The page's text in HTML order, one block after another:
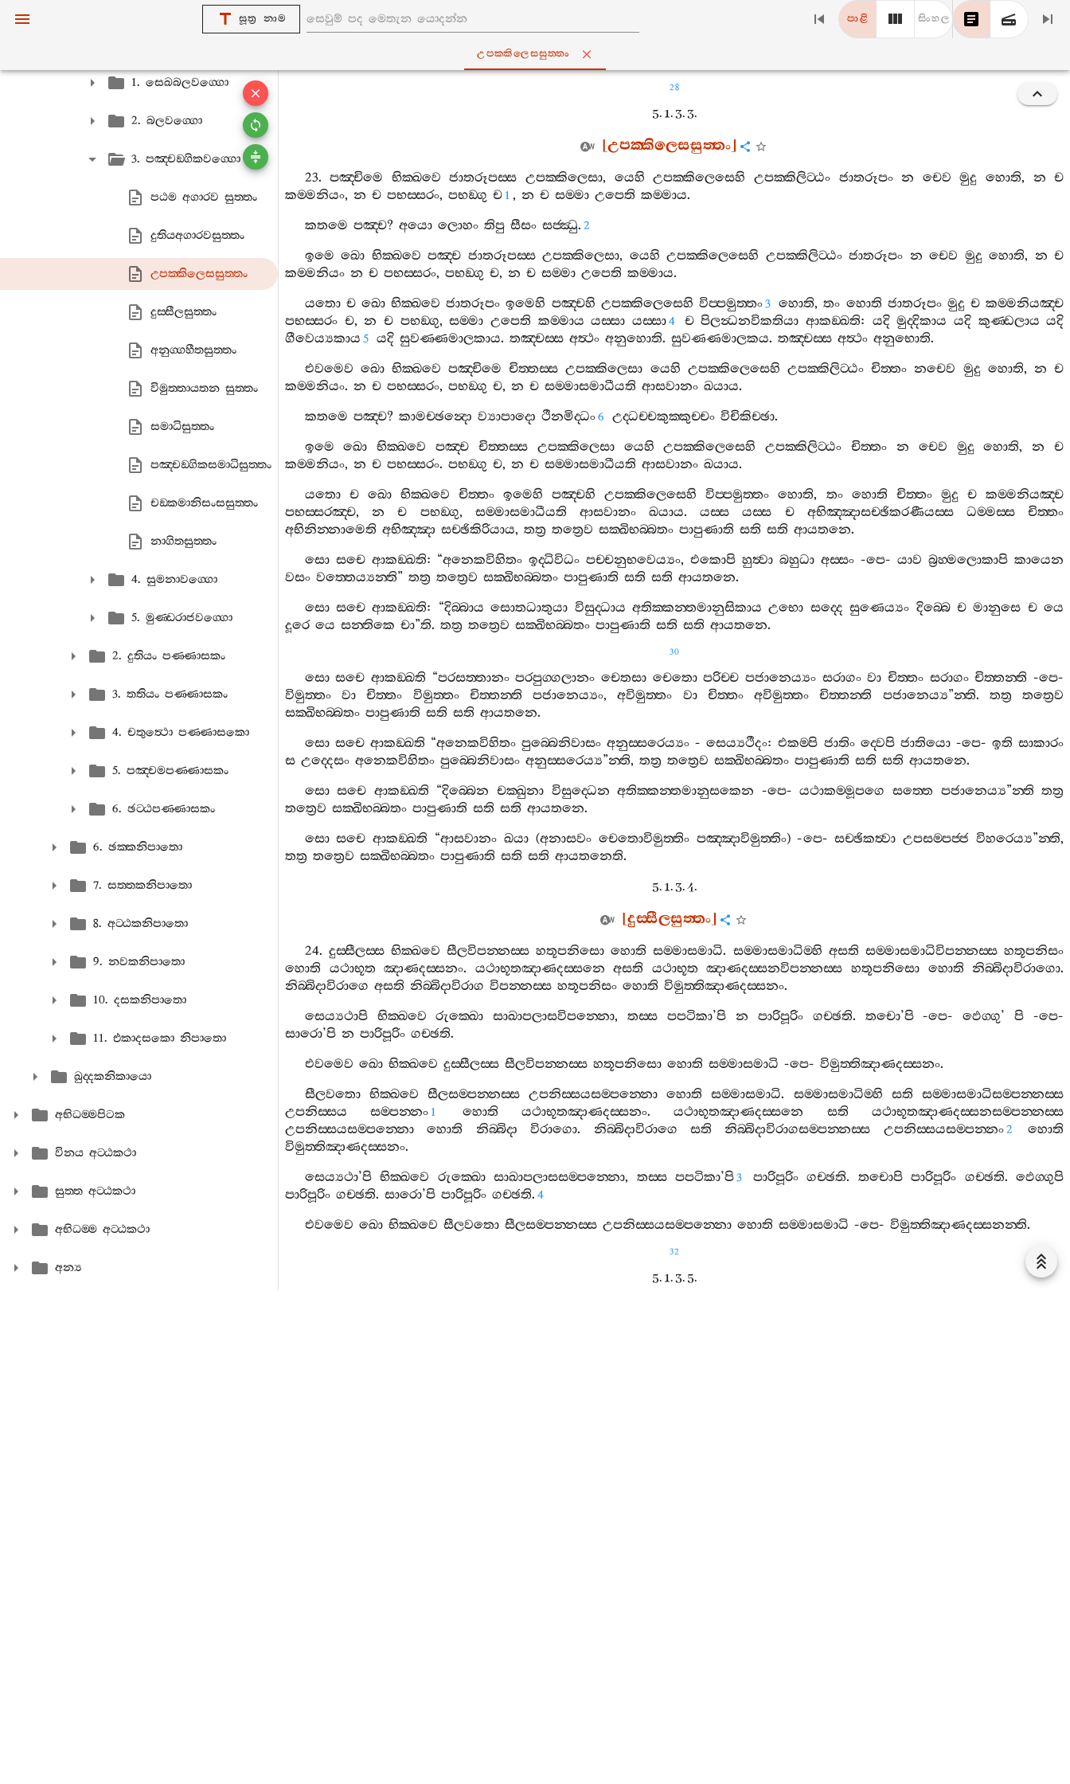
සූත්‍ර නාම පාළි සිංහල
උපක‍්කිලෙසසුත‍්තං
1. සෙඛබලවග‍්ගො
2. බලවග‍්ගො
3. පඤ‍්චඞ‍්ගිකවග‍්ගො
පඨම අගාරව සුත‍්තං
දුතියඅගාරවසුත‍්තං
උපක‍්කිලෙසසුත‍්තං
දුස‍්සීලසුත‍්තං
අනුග‍්ගහීතසුත‍්තං
විමුත‍්තායතන සුත‍්තං
සමාධිසුත‍්තං
පඤ‍්චඞ‍්ගිකසමාධිසුත‍්තං
චඞ‍්කමානිසංසසුත‍්තං
නාගිතසුත‍්තං
4. සුමනාවග‍්ගො
5. මුණ‍්ඩරාජවග‍්ගො
2. දුතියං පණ‍්ණාසකං
3. තතියං පණ‍්ණාසකං
4. චතුත්‍ථො පණ‍්ණාසකො
5. පඤ‍්චමපණ‍්ණාසකං
6. ඡට‍්ඨපණ‍්ණාසකං
6. ඡක‍්කනිපාතො
7. සත‍්තකනිපාතො
8. අට‍්ඨකනිපාතො
9. නවකනිපාතො
10. දසකනිපාතො
11. එකාදසකො නිපාතො
ඛුද‍්දකනිකායො
අභිධම‍්මපිටක
විනය අට‍්ඨකථා
සුත‍්ත අට‍්ඨකථා
අභිධම‍්ම අට‍්ඨකථා
අන්‍ය
28
5. 1. 3. 3.
[උපක‍්කිලෙසසුත‍්තං]
23.පඤ‍්චිමෙ භික‍්ඛවෙ ජාතරූපස‍්ස උපක‍්කිලෙසා, යෙහි උපක‍්කිලෙසෙහි උපක‍්කිලිට‍්ඨං ජාතරූපං න චෙව මුදු හොති, න ච
කම‍්මනියං, න ච පභස‍්සරං, පභඞ‍්ගු ච 1 , න ච සම‍්මා උපෙති කම‍්මාය.
කතමෙ පඤ‍්ච? අයො ලොහං තිපු සීසං සජ‍්ඣු. 2
ඉමෙ ඛො භික‍්ඛවෙ පඤ‍්ච ජාතරූපස‍්ස උපක‍්කිලෙසා, යෙහි උපක‍්කිලෙසෙහි උපක‍්කිලිට‍්ඨං ජාතරූපං න චෙව මුදු හොති, න ච
කම‍්මනියං න ච පභස‍්සරං, පභඞ‍්ගු ච, න ච සම‍්මා උපෙති කම‍්මාය.
යතො ච ඛො භික‍්ඛවෙ ජාතරූපං ඉමෙහි පඤ‍්චහි උපක‍්කිලෙසෙහි විප‍්පමුත‍්තං3 හොති,තං හොති ජාතරූපං මුදු ච කම‍්මනියඤ‍්ච
පභස‍්සරං ච,න ච පභඞ‍්ගු,සම‍්මා උපෙති කම‍්මාය යස‍්සා යස‍්සා4 ච පිලන්‍ධනවිකතියා ආකඞ‍්ඛති: යදි මුද‍්දිකාය යදි කුණ‍්ඩලාය යදි
ගීවෙය්‍යකාය 5 යදි සුවණ‍්ණමාලකාය. තඤ‍්චස‍්ස අත්‍ථං අනුහොති. සුවණණමාලකය. තඤ‍්චස‍්ස අත්‍ථං අනුභොති.
එවමෙව ඛො භික‍්ඛවෙ පඤ‍්චිමෙ චිත‍්තස‍්ස උපක‍්කිලෙසා යෙහි උපක‍්කිලෙසෙහි උපක‍්කිලිට‍්ඨං චිත‍්තං නචෙව මුදු හොති, න ච
කම‍්මනියං. න ච පභස‍්සරං, පභඞ‍්ගු ච, න ච සම‍්මාසමාධීයති ආසවානං ඛයාය.
කතමෙ පඤ‍්ච? කාමච‍්ඡන්‍දො ව්‍යාපාදො ථීනමිද‍්ධං6 උද‍්ධච‍්චකුක‍්කුච‍්චං විචිකිච‍්ඡා.
ඉමෙ
ඛො භික‍්ඛවෙ පඤ‍්ච චිත‍්තස‍්ස උපක‍්කිලෙසා යෙහි උපක‍්කිලෙසෙහි උපක‍්කිලිට‍්ඨං චිත‍්තං න චෙව මුදු හොති,න
ච
කම‍්මනියං, න ච පභස‍්සරං. පභඞ‍්ගු ච, න ච සම‍්මාසමාධීයති ආසවානං ඛයාය.
යතො ච ඛො භික‍්ඛවෙ චිත‍්තං ඉමෙහි පඤ‍්චහි උපක‍්කිලෙසෙහි විප‍්පමුත‍්තං හොති, තං හොති චිත‍්තං මුදු ච කම‍්මනියඤ‍්ච
පභස‍්සරඤ‍්ච,න ච පභඞ‍්ගු, සම‍්මාසමාධීයති ආසවානං ඛයාය.යස‍්ස යස‍්ස ච අභිඤ‍්ඤාසච‍්ඡිකරණීයස‍්ස ධම‍්මස‍්ස
චිත‍්තං
අභිනින‍්නාමෙති අභිඤ‍්ඤා සච‍්ඡිකිරියාය, තත්‍ර තත්‍රෙව සක‍්ඛිභබ‍්බතං පාපුණාති සති සති ආයතනෙ.
සො සචෙ ආකඞ‍්ඛති: “අනෙකවිහිතං ඉද‍්ධිවිධං පච‍්චනුභවෙය්‍යං,එකොපි හුත්‍වා බහුධා අස‍්සං -පෙ-යාව බ්‍රහ‍්මලොකාපි කායෙන
වසං වත‍්තෙය්‍යන‍්ති” තත්‍ර තත්‍රෙව සක‍්ඛිභබ‍්බතං පාපුණාති සති සති ආයතනෙ.
සො සචෙ ආකඞ‍්ඛති: “දිබ‍්බාය සොතධාතුයා විසුද‍්ධාය අතික‍්කන‍්තමානුසිකාය උභො සද‍්දෙ සුණෙය්‍යං දිබ‍්බෙ ච මානුසෙ ච යෙ
දූරෙ යෙ සන‍්තිකෙ චා”ති. තත්‍ර තත්‍රෙව සක‍්ඛිභබ‍්බතං පාපුණාති සති සති ආයතනෙ.
30
සො සචෙ ආකඞ‍්ඛති “පරසත‍්තානං පරපුග‍්ගලානං චෙතසා චෙතො පරිච‍්ච පජානෙය්‍යං සරාගං වා චිත‍්තං සරාගං චිත‍්තන‍්ති -පෙ-
විමුත‍්තං
වා චිත‍්තං විමුත‍්තං චිත‍්තන‍්ති පජානෙය්‍යං,අවිමුත‍්තං වා චිත‍්තං අවිමුත‍්තං චිත‍්තන‍්ති පජානෙය්‍ය”න‍්ති. තත්‍ර
තත්‍රෙව
සක‍්ඛිභබ‍්බතං පාපුණාති සති සති ආයතනෙ.
සො සචෙ ආකඞ‍්ඛති “අනෙකවිහිතං පුබ‍්බෙනිවාසං අනුස‍්සරෙය්‍යං -සෙය්‍යථීදං:එකම‍්පි ජාතිං ද‍්වෙපි ජාතියො-පෙ-ඉති සාකාරං
ස උද‍්දෙසං අනෙකවිහිතං පුබ‍්බෙනිවාසං අනුස‍්සරෙය්‍ය”න‍්ති, තත්‍ර තත්‍රෙව සක‍්ඛිභබ‍්බතං පාපුණාති සති සති ආයතනෙ.
සො සචෙ ආකඞ‍්ඛති “දිබ‍්බෙන චක‍්ඛුනා විසුද‍්ධෙන අතික‍්කන‍්තමානුසකෙන -පෙ-යථාකම‍්මූපගෙ සත‍්තෙ පජානෙය්‍ය”න‍්ති තත්‍ර
තත්‍රෙව සක‍්ඛිභබ‍්බතං පාපුණාති සති සති ආයතනෙ.
සො සචෙ ආකඞ‍්ඛති “ආසවානං ඛයා (අනාසවං චෙතොවිමුත‍්තිං පඤ‍්ඤාවිමුත‍්තිං) -පෙ-සච‍්ඡිකත්‍වා උපසම‍්පජ‍්ජ විහරෙය්‍ය”න‍්ති,
තත්‍ර තත්‍රෙව සක‍්ඛිභබ‍්බතං පාපුණාති සති සති ආයතනෙති.
5. 1. 3. 4.
[දුස‍්සීලසුත‍්තං]
24. දුස‍්සීලස‍්ස භික‍්ඛවෙ සීලවිපන‍්නස‍්ස හතූපනිසො හොති සම‍්මාසමාධි. සම‍්මාසමාධිම‍්හි අසති සම‍්මාසමාධිවිපන‍්නස‍්ස හතූපනිසං
හොති
යථාභූත ඤාණදස‍්සනං. යථාභූතඤාණදස‍්සනෙ අසති යථාභූත ඤාණදස‍්සනවිපන‍්නස‍්ස හතූපනිසො හොති නිබ‍්බිදාවිරාගො.
නිබ‍්බිදාවිරාගෙ අසති නිබ‍්බිදාවිරාග විපන‍්නස‍්ස හතූපනිසං හොති විමුත‍්තිඤාණදස‍්සනං.
සෙය්‍යථාපි
භික‍්ඛවෙ රුක‍්ඛො සාඛාපලාසවිපන‍්නො,තස‍්ස පපටිකා’පි න පාරිපූරිං ගච‍්ඡති. තචො’පි-පෙ-ඵෙග‍්ගු’පි -පෙ-
සාරො’පි න පාරිපූරිං ගච‍්ඡති.
එවමෙව ඛො භික‍්ඛවෙ දුස‍්සීලස‍්ස සීලවිපන‍්නස‍්ස හතූපනිසො හොති සම‍්මාසමාධි -පෙ- විමුත‍්තිඤාණදස‍්සනං.
සීලවතො භික‍්ඛවෙ සීලසම‍්පන‍්නස‍්ස උපනිස‍්සයසම‍්පන‍්නො හොති සම‍්මාසමාධි. සම‍්මාසමාධිම‍්හි සති
සම‍්මාසමාධිසම‍්පන‍්නස‍්ස
උපනිස‍්සය
සම‍්පන‍්නං 1 හොති යථාභූතඤාණදස‍්සනං.යථාභූතඤාණදස‍්සනෙ සති
යථාභූතඤාණදස‍්සනසම‍්පන‍්නස‍්ස
උපනිස‍්සයසම‍්පන‍්නො
හොති නිබ‍්බිදා විරාගො. නිබ‍්බිදාවිරාගෙ සති නිබ‍්බිදාවිරාගසම‍්පන‍්නස‍්ස උපනිස‍්සයසම‍්පන‍්නං2
හොති
විමුත‍්තිඤාණදස‍්සනං.
සෙය්‍යථා’පි භික‍්ඛවෙ රුක‍්ඛො සාඛාපලාසසම‍්පන‍්නො, තස‍්ස පපටිකා’පි3 පාරිපූරිං ගච‍්ඡති. තචොපි පාරිපූරිං ගච‍්ඡති.ඵෙග‍්ගුපි
පාරිපූරිං ගච‍්ඡති. සාරො’පි පාරිපූරිං ගච‍්ඡති. 4
එවමෙව ඛො භික‍්ඛවෙ සීලවතො සීලසම‍්පන‍්නස‍්ස උපනිස‍්සයසම‍්පන‍්නො හොති සම‍්මාසමාධි -පෙ- විමුත‍්තිඤාණදස‍්සනන‍්ති.
32
5. 1. 3. 5.